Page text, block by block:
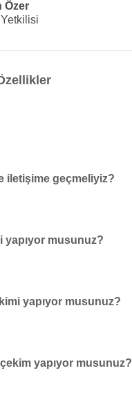
Özer
iletişime geçmeliyiz?
yapıyor musunuz?
yapıyor musunuz?
çekim yapıyor musunuz?